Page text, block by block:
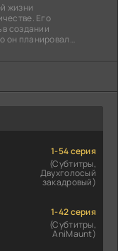
жизни
Его
создании
он планировал
1-54 серия
(Субтитры,
Двухголосый
закадровый)
1-42 серия
(Субтитры,
AniMaunt)